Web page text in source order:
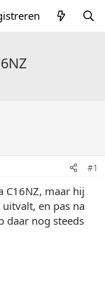
#1
C16NZ, maar hij
en pas na
daar nog steeds